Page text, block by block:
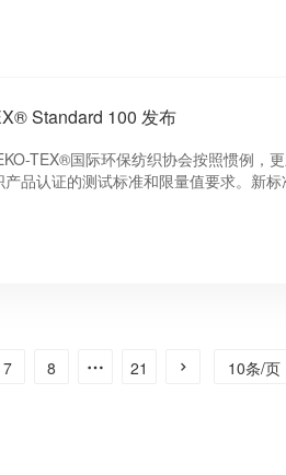
Standard 100 发布
TEX®国际环保纺织协会按照惯例，
品认证的测试标准和限量值要求。新
7 8 21 10条/页